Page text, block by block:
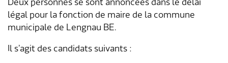
légal pour la fonction de maire de la commune
municipale de Lengnau BE.
Il s’agit des candidats suivants :